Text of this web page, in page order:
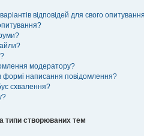
відповідей для свого
модератору?
формі написання повідомлення?
схвалення?
типи створюваних тем